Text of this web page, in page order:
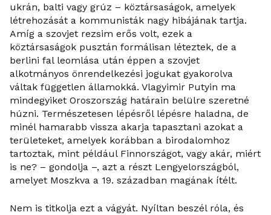
ukrán, balti vagy grúz – köztársaságok, amelyek
létrehozását a kommunisták nagy hibájának tartja.
Amíg a szovjet rezsim erős volt, ezek a
köztársaságok pusztán formálisan léteztek, de a
berlini fal leomlása után éppen a szovjet
alkotmányos önrendelkezési jogukat gyakorolva
váltak független államokká. Vlagyimir Putyin ma
mindegyiket Oroszország határain belülre szeretné
húzni. Természetesen lépésről lépésre haladna, de
minél hamarabb vissza akarja tapasztani azokat a
területeket, amelyek korábban a birodalomhoz
tartoztak, mint például Finnországot, vagy akár, miért
is ne? – gondolja –, azt a részt Lengyelországból,
amelyet Moszkva a 19. században magának ítélt.
Nem is titkolja ezt a vágyát. Nyíltan beszél róla, és